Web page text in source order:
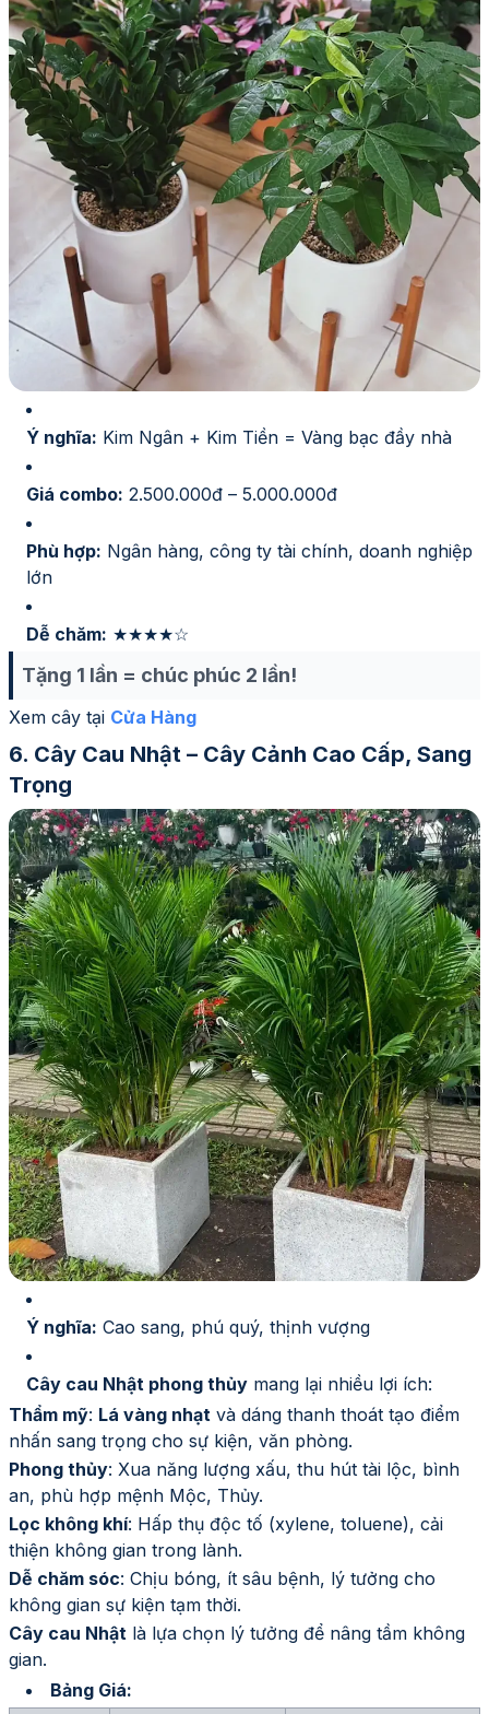
Ý nghĩa: Kim Ngân + Kim Tiền = Vàng bạc đầy nhà
Giá combo: 2.500.000đ – 5.000.000đ
Phù hợp: Ngân hàng, công ty tài chính, doanh nghiệp
lớn
Dễ chăm: ★★★★☆
Tặng 1 lần = chúc phúc 2 lần!
Xem cây tại Cửa Hàng
Cây Cau Nhật – Cây Cảnh Cao Cấp, Sang
Trọng
Ý nghĩa: Cao sang, phú quý, thịnh vượng
Cây cau Nhật phong thủy mang lại nhiều lợi ích:
Thẩm mỹ: Lá vàng nhạt và dáng thanh thoát tạo điểm
nhấn sang trọng cho sự kiện, văn phòng.
Phong thủy: Xua năng lượng xấu, thu hút tài lộc, bình
an, phù hợp mệnh Mộc, Thủy.
Lọc không khí: Hấp thụ độc tố (xylene, toluene), cải
thiện không gian trong lành.
Dễ chăm sóc: Chịu bóng, ít sâu bệnh, lý tưởng cho
không gian sự kiện tạm thời.
Cây cau Nhật là lựa chọn lý tưởng để nâng tầm không
gian.
Bảng Giá: